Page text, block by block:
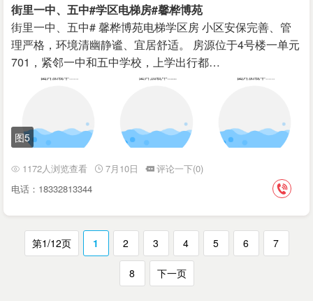
街里一中、五中#学区电梯房#馨桦博苑
街里一中、五中# 馨桦博苑电梯学区房 小区安保完善、管
理严格，环境清幽静谧、宜居舒适。 房源位于4号楼一单元
701，紧邻一中和五中学校，上学出行都…
图5
1172人浏览查看 7月10日
评论一下(0)
电话：18332813344
第1/12页 1 2 3 4 5 6 7
8 下一页